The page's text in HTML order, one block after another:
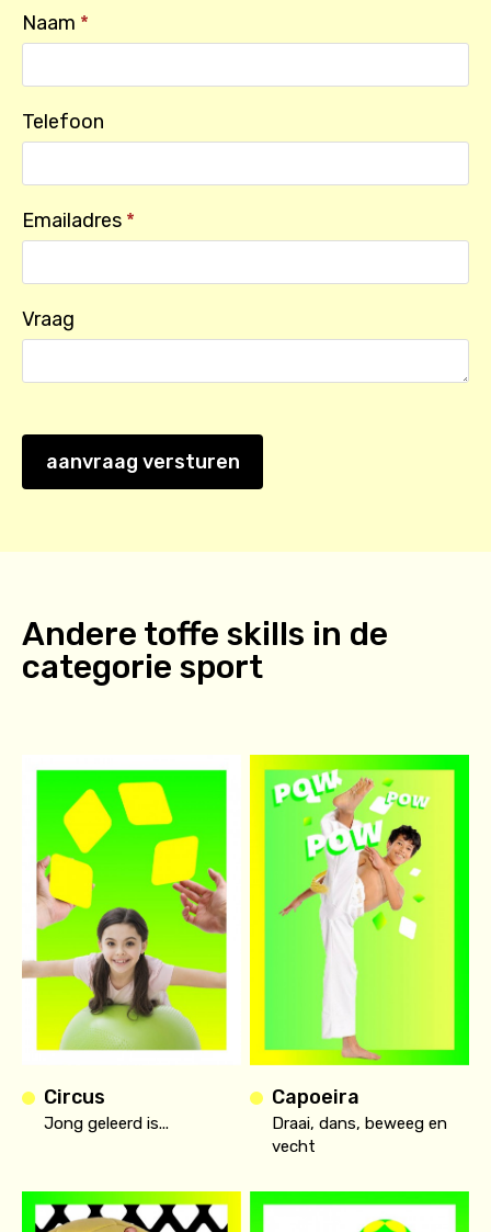
Naam *
Telefoon
Emailadres *
Vraag
aanvraag versturen
Andere toffe skills in de
categorie sport
Circus
Jong geleerd is...
Capoeira
Draai, dans, beweeg en
vecht